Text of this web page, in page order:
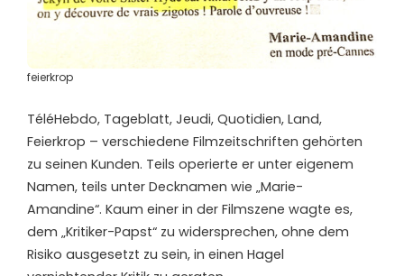
feierkrop
TéléHebdo, Tageblatt, Jeudi, Quotidien, Land,
Feierkrop – verschiedene Filmzeitschriften gehörten
zu seinen Kunden. Teils operierte er unter eigenem
Namen, teils unter Decknamen wie „Marie-
Amandine“. Kaum einer in der Filmszene wagte es,
dem „Kritiker-Papst“ zu widersprechen, ohne dem
Risiko ausgesetzt zu sein, in einen Hagel